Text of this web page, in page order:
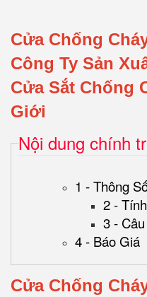
Cửa Chống
Công Ty Sản
Cửa Sắt Chống
Giới
Nội dung chính
1 - Thông
2 -
3 -
4 - Báo Giá
Cửa Chống